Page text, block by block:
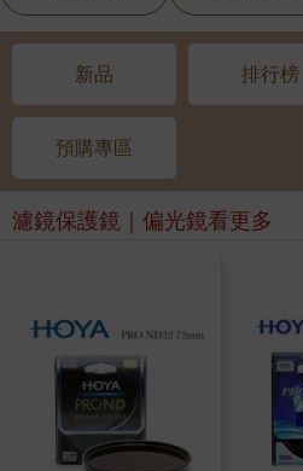
新品 排行榜
預購專區
濾鏡保護鏡｜偏光鏡看更多